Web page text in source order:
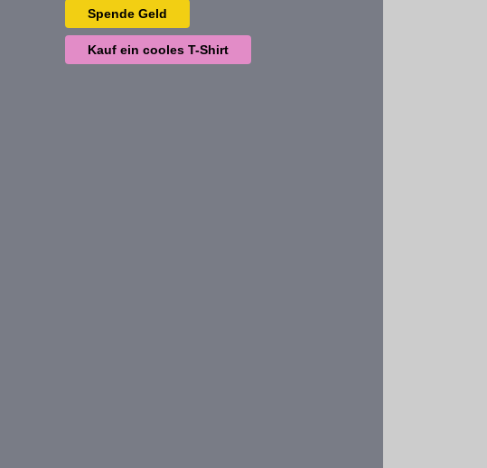
Spende Geld
Kauf ein cooles T-Shirt